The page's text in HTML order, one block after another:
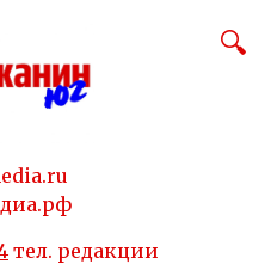
тел. редакции